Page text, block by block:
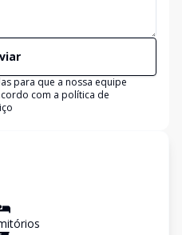
para que a nossa equipe
com a política de
s